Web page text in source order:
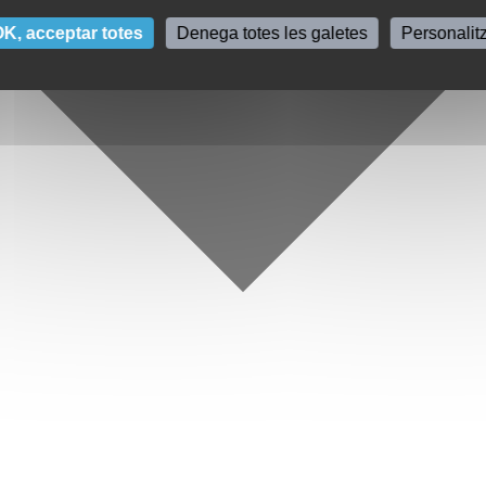
acceptar totes Denega totes les galetes